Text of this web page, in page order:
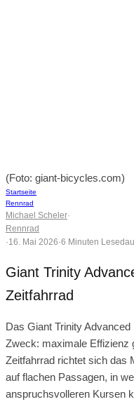
(Foto: giant-bicycles.com)
Startseite
Rennrad
Michael Scheler·
Rennrad
·16. Mai 2026·6 Minuten
Giant Trinity
Zeitfahrrad
Das Giant Trinity
Zweck: maximale Effizienz
Zeitfahrrad richtet sich das
auf flachen Passagen, in
anspruchsvolleren Kursen